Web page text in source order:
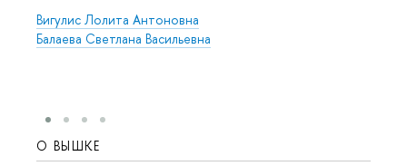
Вигулис Лолита Антоновна
Балаева Светлана Васильевна
О ВЫШКЕ